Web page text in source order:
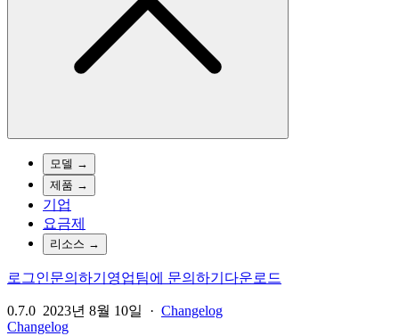
모델 →
제품 →
기업
요금제
리소스 →
로그인문의하기 영업팀에 문의하기 다운로드
0.7.0 2023년 8월 10일 · Changelog
Changelog